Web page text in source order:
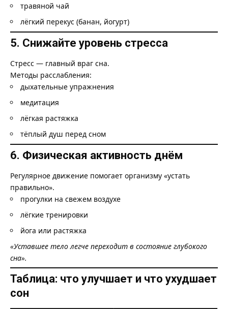
травяной чай
лёгкий перекус (банан, йогурт)
5. Снижайте уровень стресса
Стресс — главный враг сна.
Методы расслабления:
дыхательные упражнения
медитация
лёгкая растяжка
тёплый душ перед сном
6. Физическая активность днём
Регулярное движение помогает организму «устать
правильно».
прогулки на свежем воздухе
лёгкие тренировки
йога или растяжка
«Уставшее тело легче переходит в состояние глубокого
сна».
Таблица: что улучшает и что ухудшает
сон